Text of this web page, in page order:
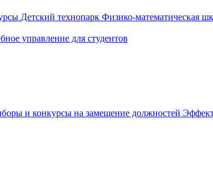
Детский технопарк Физико-математическая
управление для студентов
и конкурсы на замещение должностей